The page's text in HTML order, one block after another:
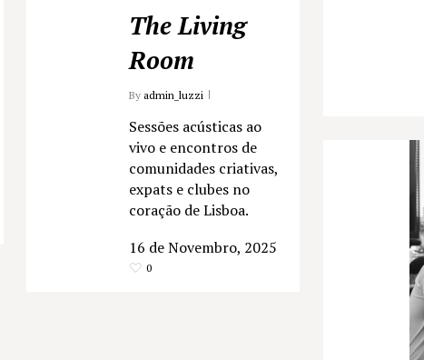
The Living
Room
By admin_luzzi
Sessões acústicas ao
vivo e encontros de
comunidades criativas,
expats e clubes no
coração de Lisboa.
16 de Novembro, 2025
0